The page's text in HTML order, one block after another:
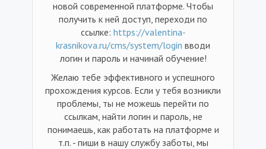
новой современной платформе. Чтобы
получить к ней доступ, переходи по
ссылке: https://valentina-
krasnikova.ru/cms/system/login вводи
логин и пароль и начинай обучение!
Желаю тебе эффективного и успешного
прохождения курсов. Если у тебя возникли
проблемы, ты не можешь перейти по
ссылкам, найти логин и пароль, не
понимаешь, как работать на платформе и
т.п. - пиши в нашу службу заботы, мы